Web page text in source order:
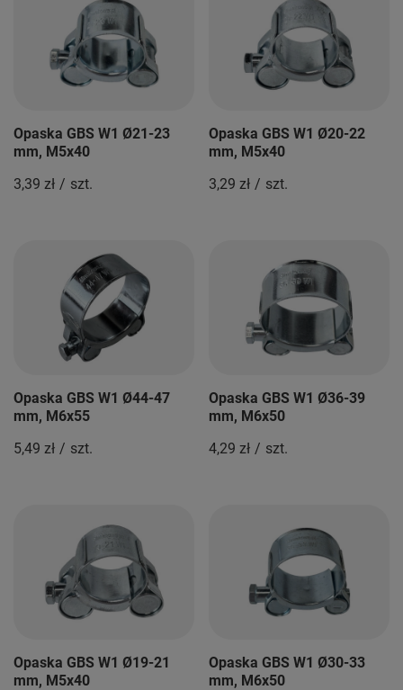
Opaska GBS W1 Ø21-23
mm, M5x40
3,39 zł / szt.
Opaska GBS W1 Ø20-22
mm, M5x40
3,29 zł / szt.
Opaska GBS W1 Ø44-47
mm, M6x55
5,49 zł / szt.
Opaska GBS W1 Ø36-39
mm, M6x50
4,29 zł / szt.
Opaska GBS W1 Ø19-21
mm, M5x40
Opaska GBS W1 Ø30-33
mm, M6x50